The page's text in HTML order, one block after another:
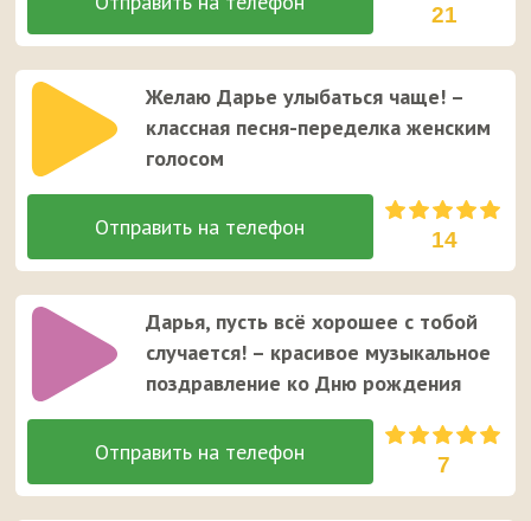
21
Желаю Дарье улыбаться чаще! –
классная песня-переделка женским
голосом
14
Дарья, пусть всё хорошее с тобой
случается! – красивое музыкальное
поздравление ко Дню рождения
7